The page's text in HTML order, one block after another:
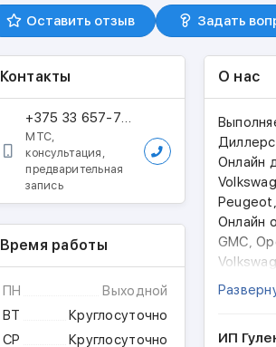
Оставить отзыв Задать
Контакты
+375 33 657-77-19
МТС,
консультация,
предварительная
запись
Время работы
ПН
Выходной
ВТ
Круглосуточно
СР
Круглосуточно
О нас
Онлайн
Онлайн
GMC,
Peugeot,
Porsche.
ИП